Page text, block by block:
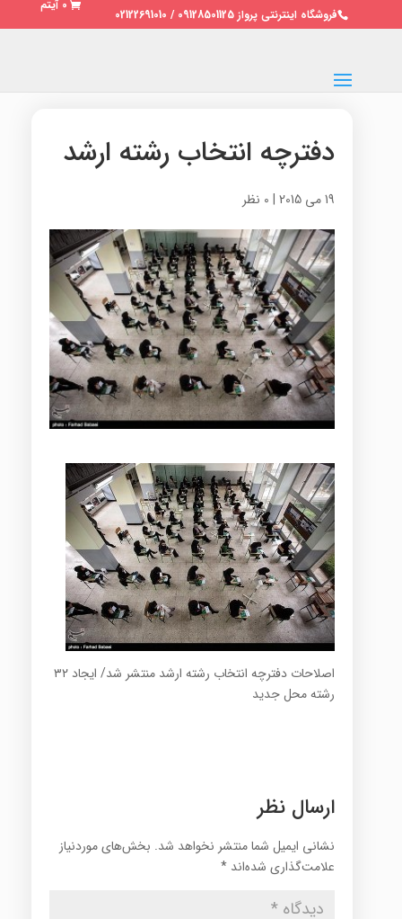
فروشگاه اینترنتی پرواز 09128501125 / 02122691010
0 آیتم
دفترچه انتخاب رشته ارشد
19 می 2015 | 0 نظر
اصلاحات دفترچه انتخاب رشته ارشد منتشر شد/ ایجاد ۳۲
رشته محل جدید
ارسال نظر
نشانی ایمیل شما منتشر نخواهد شد. بخش‌های موردنیاز
علامت‌گذاری شده‌اند *